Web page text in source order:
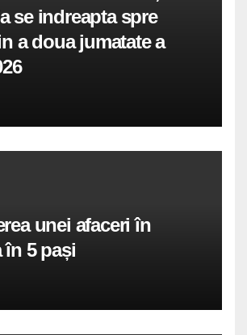
se indreapta spre
a doua jumatate a
unei afaceri în
în 5 pași